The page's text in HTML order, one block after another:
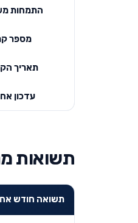
התמחות
מספר
תאריך
עדכון
תשואות
תשואה חודש